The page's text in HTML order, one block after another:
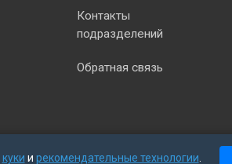
куки и рекомендательные технологии.
Контакты
подразделений
Обратная связь